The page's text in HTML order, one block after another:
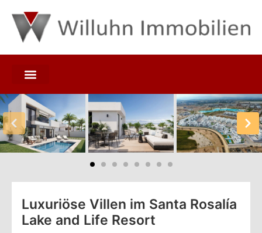
Luxuriöse Villen im Santa Rosalía
Lake and Life Resort